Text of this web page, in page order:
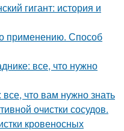
гигант: история и
применению. Способ
все, что нужно
что вам нужно знать
очистки сосудов.
кровеносных